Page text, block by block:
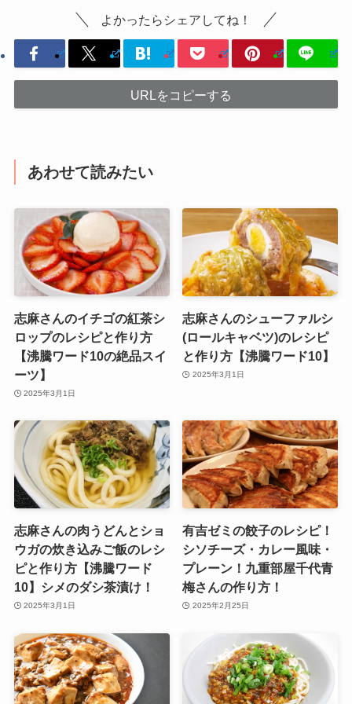
よかったらシェアしてね！
URLをコピーする
あわせて読みたい
志麻さんのイチゴの紅茶シ
ロップのレシピと作り方
【沸騰ワード10の絶品スイ
ーツ】
2025年3月1日
志麻さんのシューファルシ
(ロールキャベツ)のレシピ
と作り方【沸騰ワード10】
2025年3月1日
志麻さんの肉うどんとショ
ウガの炊き込みご飯のレシ
ピと作り方【沸騰ワード
10】シメのダシ茶漬け！
2025年3月1日
有吉ゼミの餃子のレシピ！
シソチーズ・カレー風味・
プレーン！九重部屋千代青
梅さんの作り方！
2025年2月25日